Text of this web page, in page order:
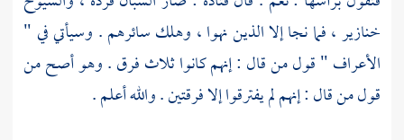
خنازير ، فما نجا إلا الذين نهوا ، وهلك سائرهم . وسيأتي في "
الأعراف " قول من قال : إنهم كانوا ثلاث فرق . وهو أصح من
قول من قال : إنهم لم يفترقوا إلا فرقتين . والله أعلم .